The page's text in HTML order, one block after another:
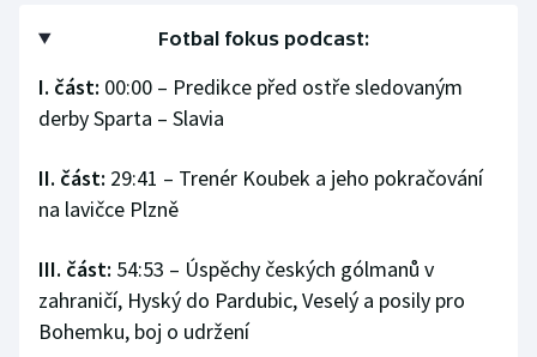
Motorsport
Olympijské hry
Parasport
Plážový volejbal
Fotbal fokus podcast:
I. část: 00:00 – Predikce před ostře sledovaným
derby Sparta – Slavia
II. část: 29:41 – Trenér Koubek a jeho pokračování
na lavičce Plzně
III. část: 54:53 – Úspěchy českých gólmanů v
zahraničí, Hyský do Pardubic, Veselý a posily pro
Bohemku, boj o udržení